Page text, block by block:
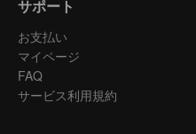
サポート
お支払い
マイページ
FAQ
サービス利用規約